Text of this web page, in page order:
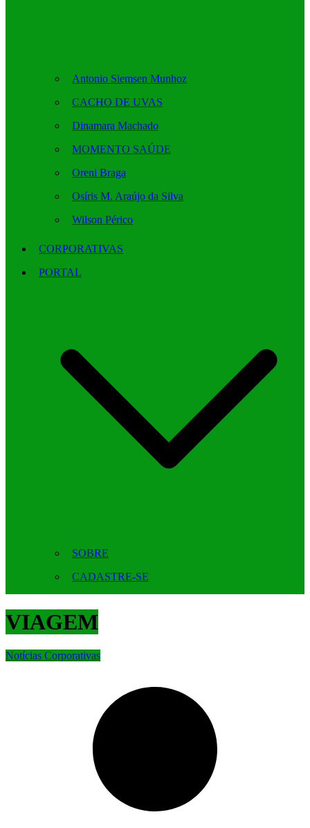
Antonio Siemsen Munhoz
CACHO DE UVAS
Dinamara Machado
MOMENTO SAÚDE
Oreni Braga
Osíris M. Araújo da Silva
Wilson Périco
CORPORATIVAS
PORTAL
SOBRE
CADASTRE-SE
VIAGEM
Notícias Corporativas